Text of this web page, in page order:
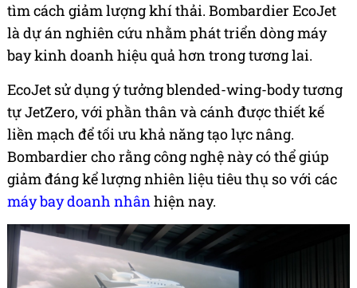
tìm cách giảm lượng khí thải. Bombardier EcoJet
là dự án nghiên cứu nhằm phát triển dòng máy
bay kinh doanh hiệu quả hơn trong tương lai.
EcoJet sử dụng ý tưởng blended-wing-body tương
tự JetZero, với phần thân và cánh được thiết kế
liền mạch để tối ưu khả năng tạo lực nâng.
Bombardier cho rằng công nghệ này có thể giúp
giảm đáng kể lượng nhiên liệu tiêu thụ so với các
máy bay doanh nhânhiện nay.